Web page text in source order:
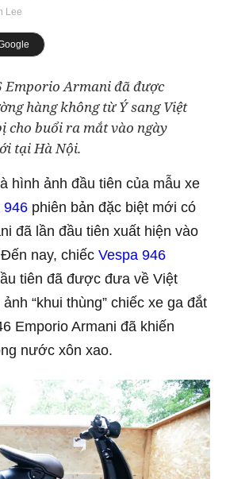
Lee
Emporio Armani đã được
hàng không từ Ý sang Việt
cho buổi ra mắt vào ngày
tại Hà Nội.
hình ảnh đầu tiên của mẫu xe
946 phiên bản đặc biệt mới có
đã lần đầu tiên xuất hiện vào
nay, chiếc Vespa 946
tiên đã được đưa về Việt
“khui thùng” chiếc xe ga đắt
Emporio Armani đã khiến
nước xôn xao.